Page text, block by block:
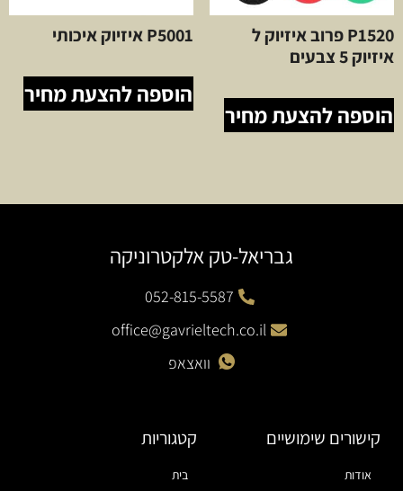
P1520 פרוב איזיוק ל
איזיוק 5 צבעים
הוספה להצעת מחיר
P5001 איזיוק איכותי
הוספה להצעת מחיר
גבריאל-טק אלקטרוניקה
052-815-5587
office@gavrieltech.co.il
וואצאפ
קישורים שימושיים
אודות
קטגוריות
בית